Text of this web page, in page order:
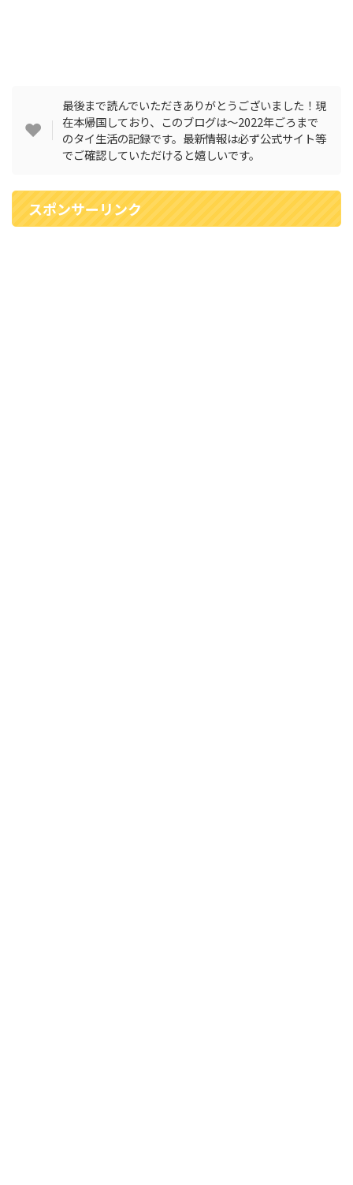
最後まで読んでいただきありがとうございました！現
在本帰国しており、このブログは〜2022年ごろまで
のタイ生活の記録です。最新情報は必ず公式サイト等
でご確認していただけると嬉しいです。
スポンサーリンク